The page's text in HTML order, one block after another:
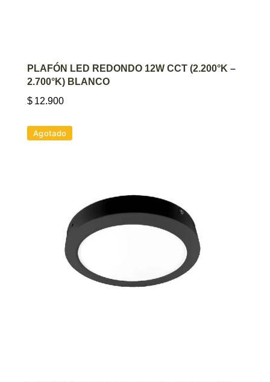
AGREGAR AL CARRITO
PLAFÓN LED REDONDO 12W CCT (2.200°K –
2.700°K) BLANCO
$ 12.900
Agotado